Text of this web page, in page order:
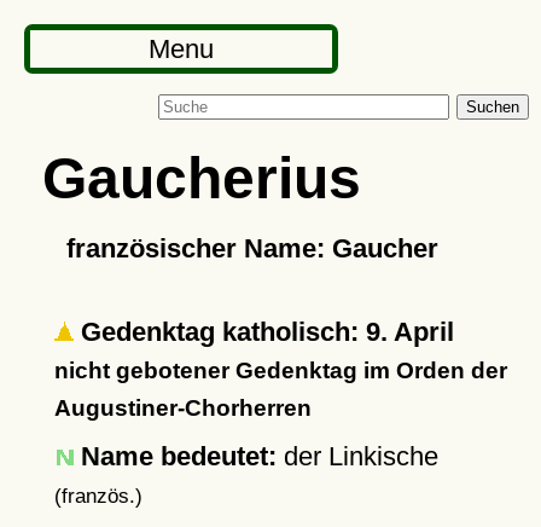
Menu
Suchen
Gaucherius
französischer Name: Gaucher
Gedenktag katholisch: 9. April
nicht gebotener Gedenktag im Orden der
Augustiner-Chorherren
Name bedeutet: der Linkische
(französ.)